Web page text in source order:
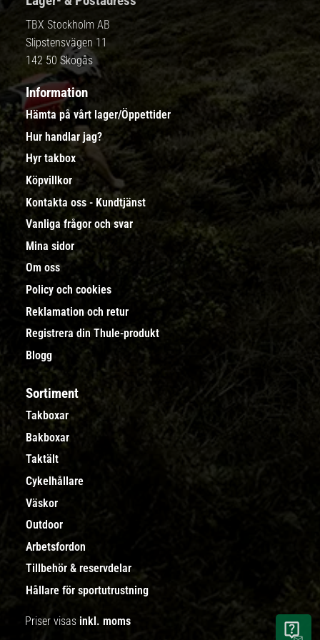
TBX Stockholm AB
Slipstensvägen 11
142 50 Skogås
Information
Hämta på vårt lager/Öppettider
Hur handlar jag?
Hyr takbox
Köpvillkor
Kontakta oss - Kundtjänst
Vanliga frågor och svar
Mina sidor
Om oss
Policy och cookies
Reklamation och retur
Registrera din Thule-produkt
Blogg
Sortiment
Takboxar
Bakboxar
Taktält
Cykelhållare
Väskor
Outdoor
Arbetsfordon
Tillbehör & reservdelar
Hållare för sportutrustning
Priser visas inkl. moms